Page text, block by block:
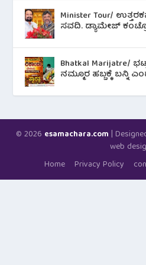
Minister Tour/
ಸವದಿ. ಡ್ಯಾಮೇಜ್
Bhatkal Marijatre/
ನಮ್ಮೂರ ಹಬ್ಬಕ್ಕೆ ಬನ್ನಿ
© 2026 esamachara.com |
web
Home
Privacy Policy